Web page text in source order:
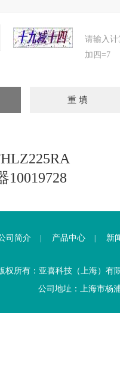
请输入
加四=7
10019728
司简介 产品中心 新
权所有：亚喜科技（上海）
公司地址：上海市杨